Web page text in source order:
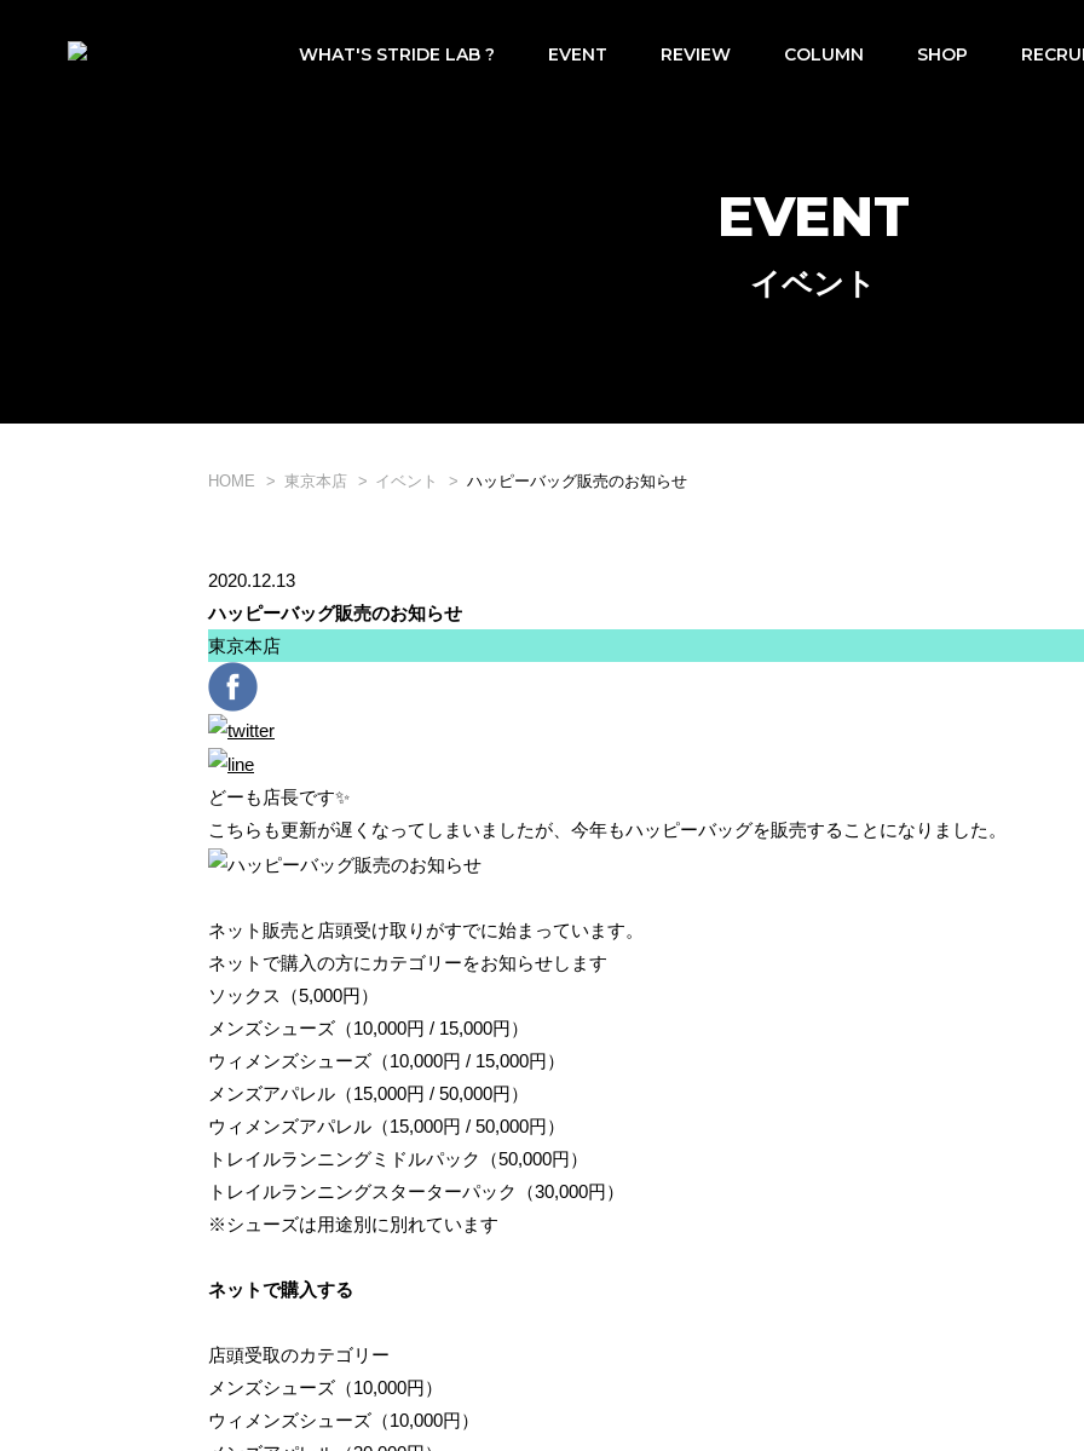
WHAT'S STRIDE LAB ? EVENT REVIEW COLUMN SHOP
EVENT
イベント
HOME 東京本店 イベント ハッピーバッグ販売のお知らせ
2020.12.13
ハッピーバッグ販売のお知らせ
東京本店
どーも店長です✨
こちらも更新が遅くなってしまいましたが、今年もハッピーバッグを販売することになりました。
ネット販売と店頭受け取りがすでに始まっています。
ネットで購入の方にカテゴリーをお知らせします
ソックス（5,000円）
メンズシューズ（10,000円 / 15,000円）
ウィメンズシューズ（10,000円 / 15,000円）
メンズアパレル（15,000円 / 50,000円）
ウィメンズアパレル（15,000円 / 50,000円）
トレイルランニングミドルパック（50,000円）
トレイルランニングスターターパック（30,000円）
※シューズは用途別に別れています
ネットで購入する
店頭受取のカテゴリー
メンズシューズ（10,000円）
ウィメンズシューズ（10,000円）